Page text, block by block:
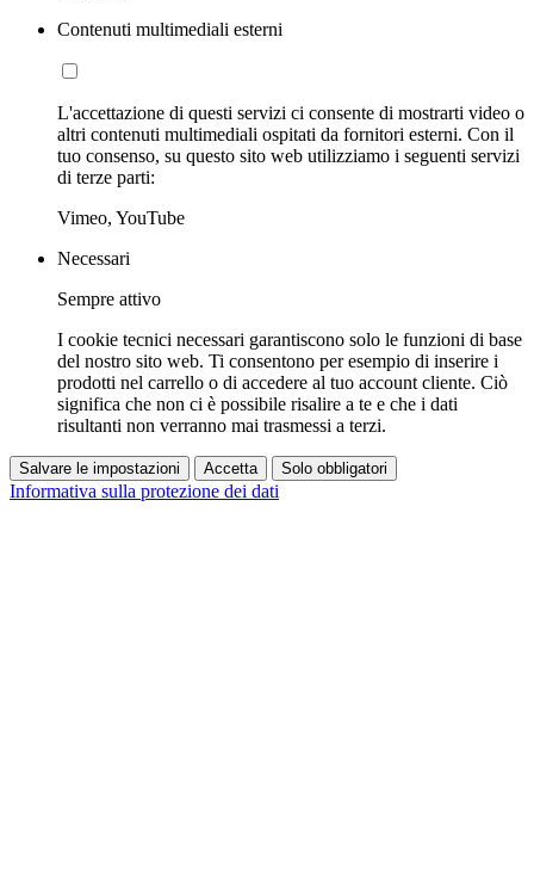
Contenuti multimediali esterni
L'accettazione di questi servizi ci consente di mostrarti video o
altri contenuti multimediali ospitati da fornitori esterni. Con il
tuo consenso, su questo sito web utilizziamo i seguenti servizi
di terze parti:
Vimeo, YouTube
Necessari
Sempre attivo
I cookie tecnici necessari garantiscono solo le funzioni di base
del nostro sito web. Ti consentono per esempio di inserire i
prodotti nel carrello o di accedere al tuo account cliente. Ciò
significa che non ci è possibile risalire a te e che i dati
risultanti non verranno mai trasmessi a terzi.
Salvare le impostazioni Accetta Solo obbligatori
Informativa sulla protezione dei dati